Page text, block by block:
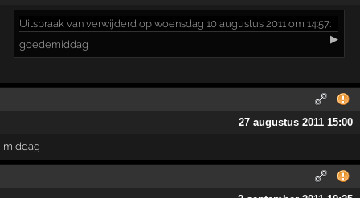
Uitspraak van verwijderd op woensdag 10 augustus 2011 om 14:57:
▶
goedemiddag
27 augustus 2011 15:00
middag